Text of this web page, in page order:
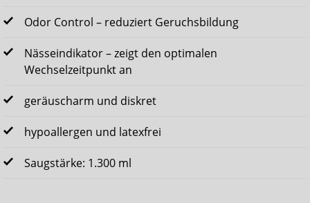
Odor Control – reduziert Geruchsbildung
Nässeindikator – zeigt den optimalen
Wechselzeitpunkt an
geräuscharm und diskret
hypoallergen und latexfrei
Saugstärke: 1.300 ml